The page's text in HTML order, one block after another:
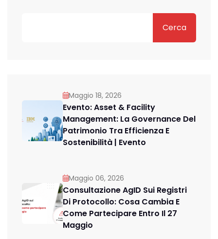
Cerca
Maggio 18, 2026
Evento: Asset & Facility
Management: La Governance Del
Patrimonio Tra Efficienza E
Sostenibilità | Evento
Maggio 06, 2026
Consultazione AgID Sui Registri
Di Protocollo: Cosa Cambia E
Come Partecipare Entro Il 27
Maggio